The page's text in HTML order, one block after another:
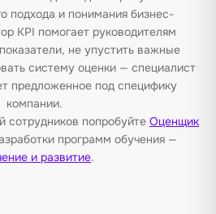
подхода и понимания бизнес-
KPI помогает руководителям
не упустить важные
систему оценки — специалист
предложенное под специфику
компании.
сотрудников попробуйте Оценщик
программ обучения —
и развитие.